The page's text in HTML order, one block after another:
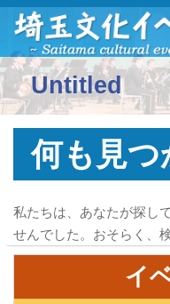
Untitled
何も見
私たちは、あなたが探し
せんでした。おそらく、
イ